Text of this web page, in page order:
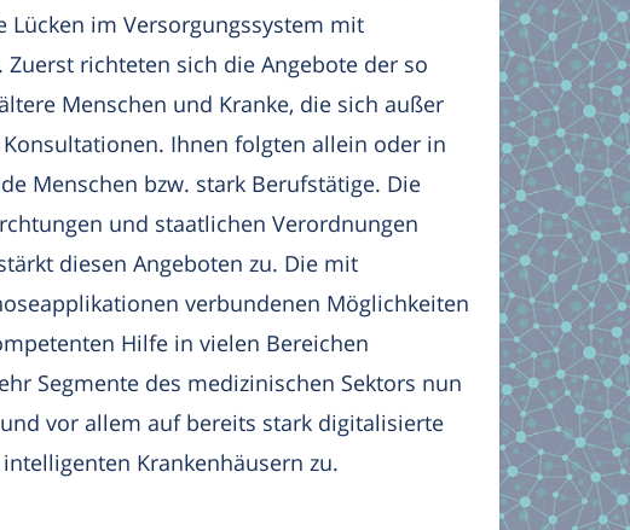
im Versorgungssystem mit
richteten sich die Angebote der so
Menschen und Kranke, die sich außer
Ihnen folgten allein oder in
Menschen bzw. stark Berufstätige. Die
und staatlichen Verordnungen
diesen Angeboten zu. Die mit
verbundenen Möglichkeiten
Hilfe in vielen Bereichen
Segmente des medizinischen Sektors nun
vor allem auf bereits stark digitalisierte
Krankenhäusern zu.